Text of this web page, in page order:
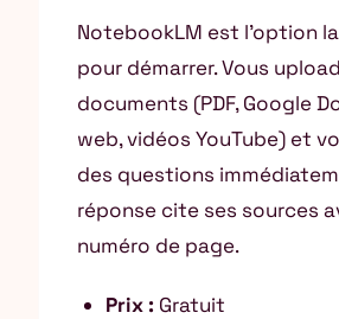
NotebookLM est l’option
pour démarrer. Vous
documents (PDF, Google
web, vidéos YouTube) et
des questions
réponse cite ses sources
numéro de page.
Prix : Gratuit